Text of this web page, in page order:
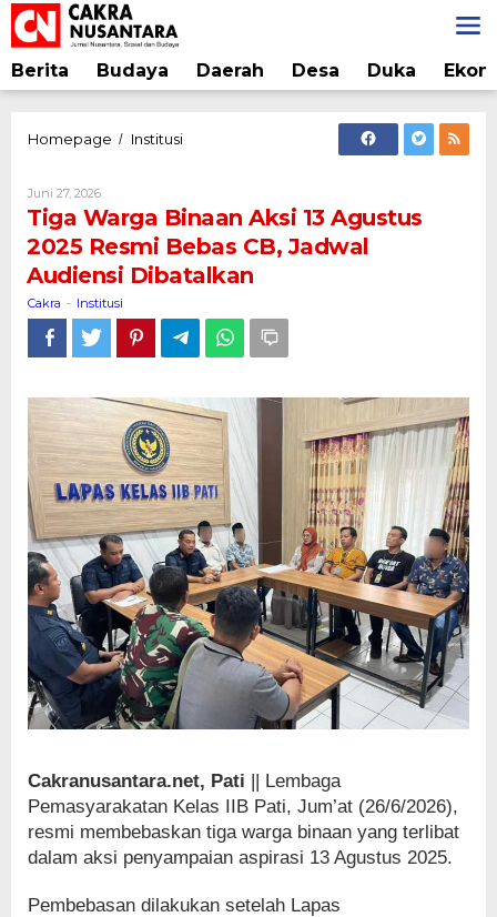
Lewati
ke
konten
Berita Budaya Daerah Desa Duka
Homepage / InstitusiTiga
Aksi
13
Agustus
2025
Bebas
CB,
Jadwal
Dibatalkan
Juni 27, 2026Oleh
Cakra
Tiga Warga Binaan Aksi 13 Agustus
2025 Resmi Bebas CB, Jadwal
Audiensi Dibatalkan
Cakra - Institusi
Cakranusantara.net, Pati || Lembaga
Pemasyarakatan Kelas IIB Pati, Jum’at (26/6/2026),
resmi membebaskan tiga warga binaan yang terlibat
dalam aksi penyampaian aspirasi 13 Agustus 2025.
Pembebasan dilakukan setelah Lapas